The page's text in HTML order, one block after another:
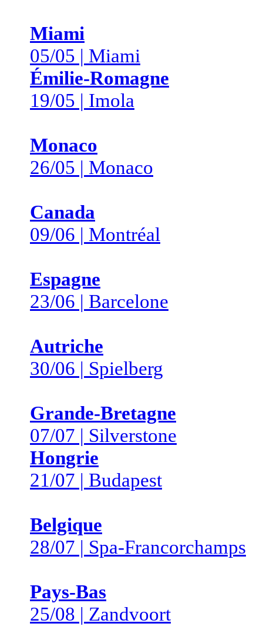
Miami
05/05 | Miami
Émilie-Romagne
19/05 | Imola
Monaco
26/05 | Monaco
Canada
09/06 | Montréal
Espagne
23/06 | Barcelone
Autriche
30/06 | Spielberg
Grande-Bretagne
07/07 | Silverstone
Hongrie
21/07 | Budapest
Belgique
28/07 | Spa-Francorchamps
Pays-Bas
25/08 | Zandvoort